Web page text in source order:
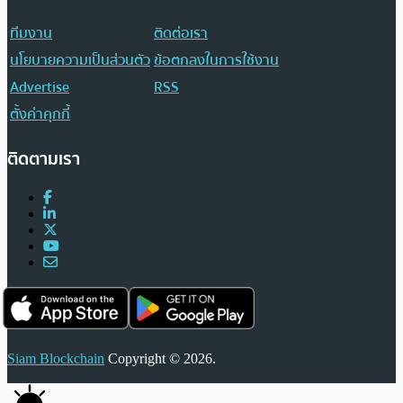
ทีมงาน
ติดต่อเรา
นโยบายความเป็นส่วนตัวข้อตกลงในการใช้งาน
Advertise
RSS
ตั้งค่าคุกกี้
ติดตามเรา
Siam Blockchain Copyright © 2026.